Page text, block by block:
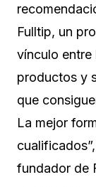
Fulltip, un
vínculo entre
productos y
que
La mejor
fundador de